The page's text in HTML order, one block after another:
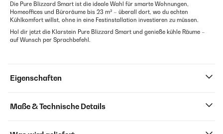
Die Pure Blizzard Smart ist die ideale Wahl für smarte Wohnungen,
Homeoffices und Büroräume bis 23 m² – überall dort, wo du echten
Kühlkomfort willst, ohne in eine Festinstallation investieren zu müssen.
Hol dir jetzt die Klarstein Pure Blizzard Smart und genieße kühle Räume –
auf Wunsch per Sprachbefehl.
Eigenschaften
Maße & Technische Details